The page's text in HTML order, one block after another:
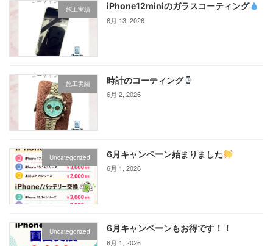
施工実績 iPhone12miniのガラスコーティング‪
6月 13, 2026
施工実績 時計のコーティング
6月 2, 2026
Uncategorized 6月キャンペーン始まりました
6月 1, 2026
Uncategorized 6月キャンペーンもお得です！！
6月 1, 2026